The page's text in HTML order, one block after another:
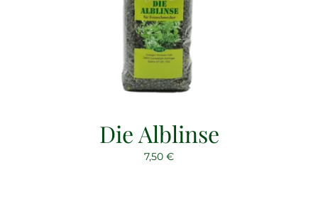
Die Alblinse
7,50 €